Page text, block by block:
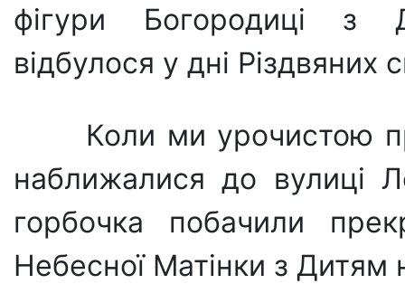
фігури Богородиці з
відбулося у дні Різдвяних
Коли ми урочистою
наближалися до вулиці
горбочка побачили
Небесної Матінки з Дитям